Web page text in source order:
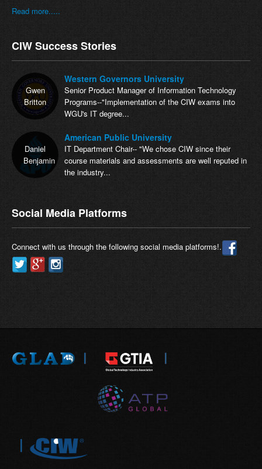
Read more.....
CIW Success Stories
Gwen
Britton
Western Governors University
Senior Product Manager of Information Technology
Programs--"Implementation of the CIW exams into
WGU's IT degree...
Daniel
Benjamin
American Public University
IT Department Chair-- "We chose CIW since their
course materials and assessments are well reputed in
the industry...
Social Media Platforms
Connect with us through the following social media platforms!.